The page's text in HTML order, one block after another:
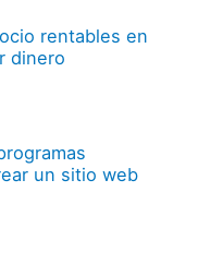
rentables en
dinero
un sitio web